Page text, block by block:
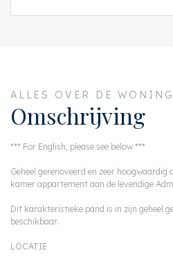
ALLES OVER DE WONING
Omschrijving
*** For English, please see below ***
Geheel gerenoveerd en zeer hoogwaardig
kamer appartement aan de levendige
Dit karakteristieke pand is in zijn geheel
beschikbaar.
LOCATIE